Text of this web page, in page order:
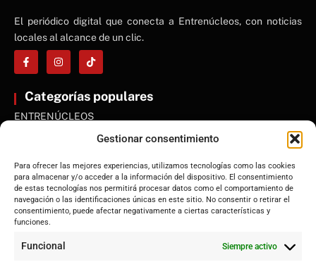
Gestionar consentimiento
Para ofrecer las mejores experiencias, utilizamos tecnologías como las cookies
para almacenar y/o acceder a la información del dispositivo. El consentimiento
de estas tecnologías nos permitirá procesar datos como el comportamiento de
navegación o las identificaciones únicas en este sitio. No consentir o retirar el
consentimiento, puede afectar negativamente a ciertas características y
funciones.
Funcional Siempre activo
El periódico digital que conecta a Entrenúcleos, con noticias
locales al alcance de un clic.
Categorías populares
ENTRENÚCLEOS
Andalucía
Internacional
Tecnología
Sociedad